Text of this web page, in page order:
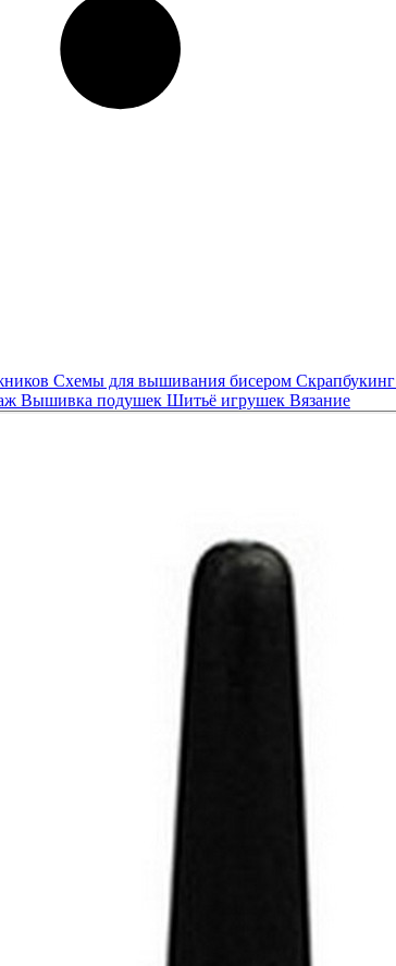
Схемы для вышивания бисером Скрапбукинг
Вышивка подушек Шитьё игрушек Вязание